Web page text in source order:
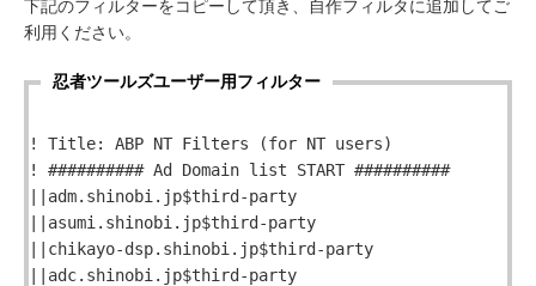
下記のフィルターをコピーして頂き、自作フィルタに追加してご
利用ください。
忍者ツールズユーザー用フィルター
! Title: ABP NT Filters (for NT users)
! ########## Ad Domain list START ##########
||adm.shinobi.jp$third-party
||asumi.shinobi.jp$third-party
||chikayo-dsp.shinobi.jp$third-party
||adc.shinobi.jp$third-party